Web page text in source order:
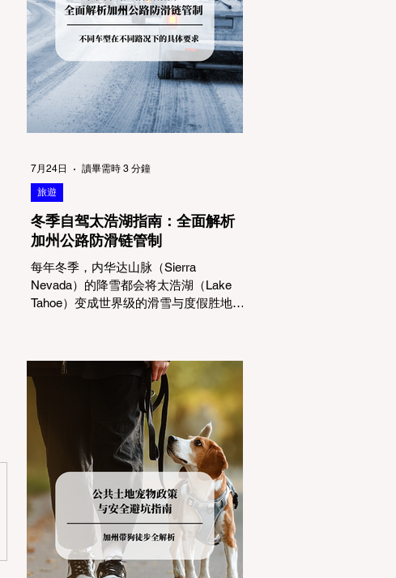
冬季自驾太浩湖指南：全面解析
加州公路防滑链管制
每年冬季，内华达山脉（Sierra
Nevada）的降雪都会将太浩湖（Lake
Tahoe）变成世界级的滑雪与度假胜地。
交通局 (Caltrans) 严格的防滑链管制
(Chain Controls)。 不了解这些规定，不
仅可能面临高额罚单或被公路巡警
（CHP）劝返，更可能在冰雪路面上引
发严重的安全事故。本文将为您系统解
析加州的防滑链政策，帮助您明确自己
的车型在不同路况下的具体要求，并为
出行做好充足准备。 一、 核心概念：看
懂加州 R1, R2, R3 管制级别 当恶劣天气
来袭，加州交通局会在公路上启动防滑
链管制，并通过电子路牌指示当前的管
制级别。加州采用三个递进的级别（R1
旅遊
7月24日 讀畢需時 3 分鐘